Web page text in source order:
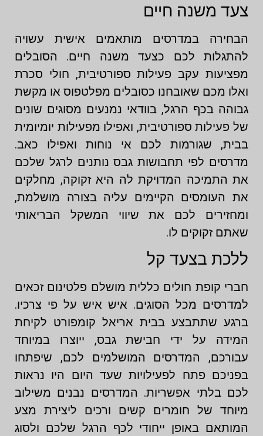
צעד משנה חיים
הבחירה במדרסים מותאמים אישית עשויה
להתגלות לכם כצעד משנה חיים. הסובלים
מפציעות עקב פעילות ספורטיבית, חולי סכרת
ואלו מכם שאובחנו כסובלים מפלטפוס או מקשת
גבוהה בכף הרגל, בוודאי נמנעים מסוגים שונים
של פעילות ספורטיבית, ואפילו מפעילות יומיומית
בבית, שגורמות לכם אי נוחות ואפילו כאב.
מדרסים לפי תחבושות גבס נותנים לרגל שלכם
את התמיכה המדויקת לה היא זקוקה, מחלקים
את העומסים הקיימים עליה בצורה מושלמת,
ומחזירים לכם את שיווי המשקל הבריאותי
שאתם זקוקים לו.
ללכת בצעד קל
חברי קופת חולים כללית מושלם פלטינום זכאים
למדרסים מכל הסוגים. איש איש על פי צרכיו.
ברגע שתתבצע בבית אריאל קומפורט לקיחת
המידה על ידי חבישת גבס, ייוצרו במיוחד
עבורכם, המדרסים המושלמים לכם, שיפתחו
בפניכם פתח לפעילויות שעד היום היו נראות
לכם בלתי אפשריות. המדרסים נבנים משילוב
מיוחד של חומרים קשים ורכים ליצירת מצע
המותאם באופן ייחודי לכף הרגל שלכם ולסוג